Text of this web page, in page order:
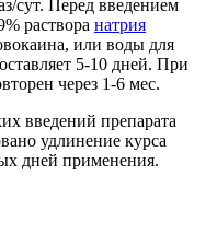
сут. Перед введением
раствора натрия
или воды для
5-10 дней. При
через 1-6 мес.
введений препарата
удлинение курса
дней применения.